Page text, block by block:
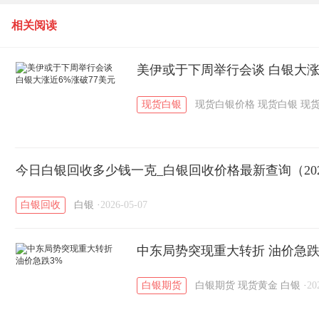
相关阅读
美伊或于下周举行会谈 白银大
现货白银 现货白银价格 现货白银 现
今日白银回收多少钱一克_白银回收价格最新查询（
白银回收 白银 · 2026-05-07
中东局势突现重大转折 油价急
白银期货 白银期货 现货黄金 白银 ·